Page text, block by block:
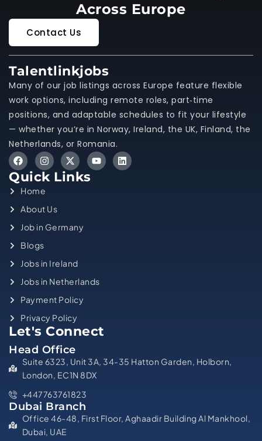
Across Europe
Contact Us
Talentlinkjobs
Many of our job listings across Europe feature flexible
work options, including remote roles, part‑time
positions, and adaptable schedules to fit your lifestyle
— whether you’re in Norway, Ireland, the UK, Finland, the
Netherlands, or Romania.
Quick Links
Home
About Us
Job in Germany
Blogs
Jobs in Ireland
Jobs in Netherlands
Payment Policy
Privacy Policy
Let's Connect
Head Office
Suite 6323, Unit 3A, 34-35 Hatton Garden, Holborn,
London, EC1N 8DX
+447763761823
Dubai Branch
Office 46-48, First Floor, Aghaadir Building Al Mankhool,
Dubai, UAE